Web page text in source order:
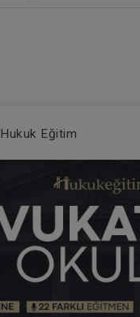
Hukuk Eğitim